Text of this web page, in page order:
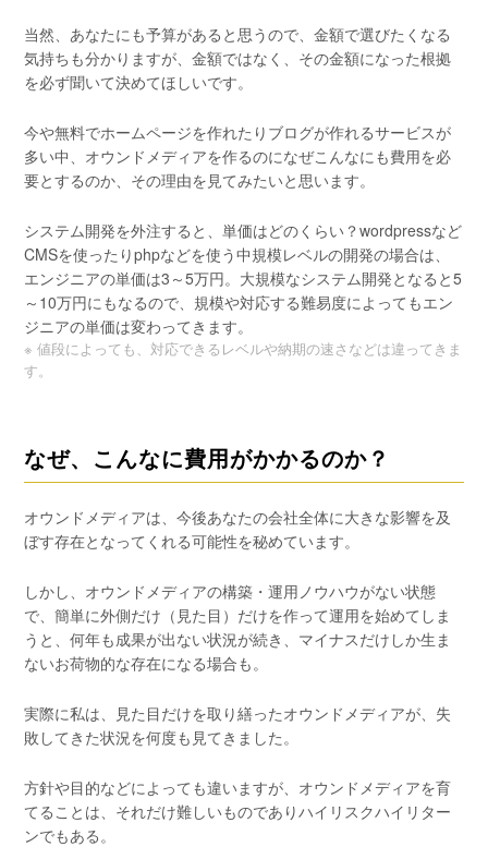
当然、あなたにも予算があると思うので、金額で選びたくなる
気持ちも分かりますが、金額ではなく、その金額になった根拠
を必ず聞いて決めてほしいです。
今や無料でホームページを作れたりブログが作れるサービスが
多い中、オウンドメディアを作るのになぜこんなにも費用を必
要とするのか、その理由を見てみたいと思います。
システム開発を外注すると、単価はどのくらい？wordpressなど
CMSを使ったりphpなどを使う中規模レベルの開発の場合は、
エンジニアの単価は3～5万円。大規模なシステム開発となると5
～10万円にもなるので、規模や対応する難易度によってもエン
ジニアの単価は変わってきます。
※ 値段によっても、対応できるレベルや納期の速さなどは違ってきま
す。
なぜ、こんなに費用がかかるのか？
オウンドメディアは、今後あなたの会社全体に大きな影響を及
ぼす存在となってくれる可能性を秘めています。
しかし、オウンドメディアの構築・運用ノウハウがない状態
で、簡単に外側だけ（見た目）だけを作って運用を始めてしま
うと、何年も成果が出ない状況が続き、マイナスだけしか生ま
ないお荷物的な存在になる場合も。
実際に私は、見た目だけを取り繕ったオウンドメディアが、失
敗してきた状況を何度も見てきました。
方針や目的などによっても違いますが、オウンドメディアを育
てることは、それだけ難しいものでありハイリスクハイリター
ンでもある。